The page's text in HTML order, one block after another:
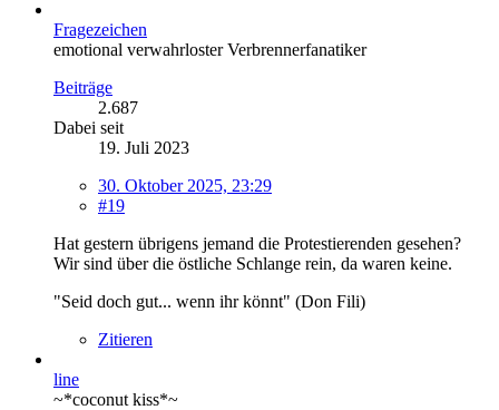
Fragezeichen
emotional verwahrloster Verbrennerfanatiker
Beiträge
2.687
Dabei seit
19. Juli 2023
30. Oktober 2025, 23:29
#19
Hat gestern übrigens jemand die Protestierenden gesehen?
Wir sind über die östliche Schlange rein, da waren keine.
"Seid doch gut... wenn ihr könnt" (Don Fili)
Zitieren
line
~*coconut kiss*~